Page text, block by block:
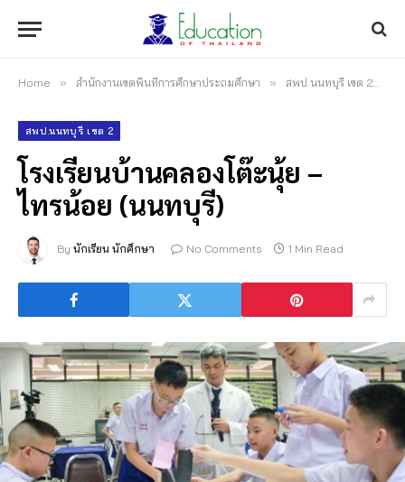
Home » สำนักงานเขตพื้นที่การศึกษาประถมศึกษา » สพป.นนทบุรี เขต 2
สพป.นนทบุรี เขต 2
โรงเรียนบ้านคลองโต๊ะนุ้ย –
ไทรน้อย (นนทบุรี)
By นักเรียน นักศึกษา No Comments 1 Min Read